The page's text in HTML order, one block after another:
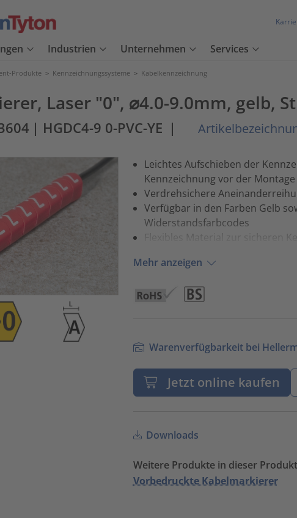
Industrien Unternehmen Services
Produkte > Kennzeichnungssysteme > Kabelkennzeichnung
Laser "0", ⌀4.0-9.0mm, gelb,
| HGDC4-9 0-PVC-YE |
Leichtes Aufschieben der
Kennzeichnung vor der Montage
Verdrehsichere
Verfügbar in den Farben Gelb
Widerstandsfarbcodes
Flexibles Material zur sicheren
Mehr anzeigen
Warenverfügbarkeit bei
Jetzt online kaufen
Downloads
Weitere Produkte in dieser
Vorbedruckte Kabelmarkierer